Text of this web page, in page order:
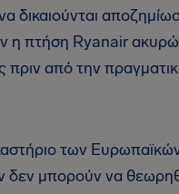
δικαιούνται
η πτήση Ryanair
από την
των
μπορούν να